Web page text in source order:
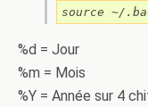
source ~/
%d = Jour
%m = Mois
%Y = Année sur 4